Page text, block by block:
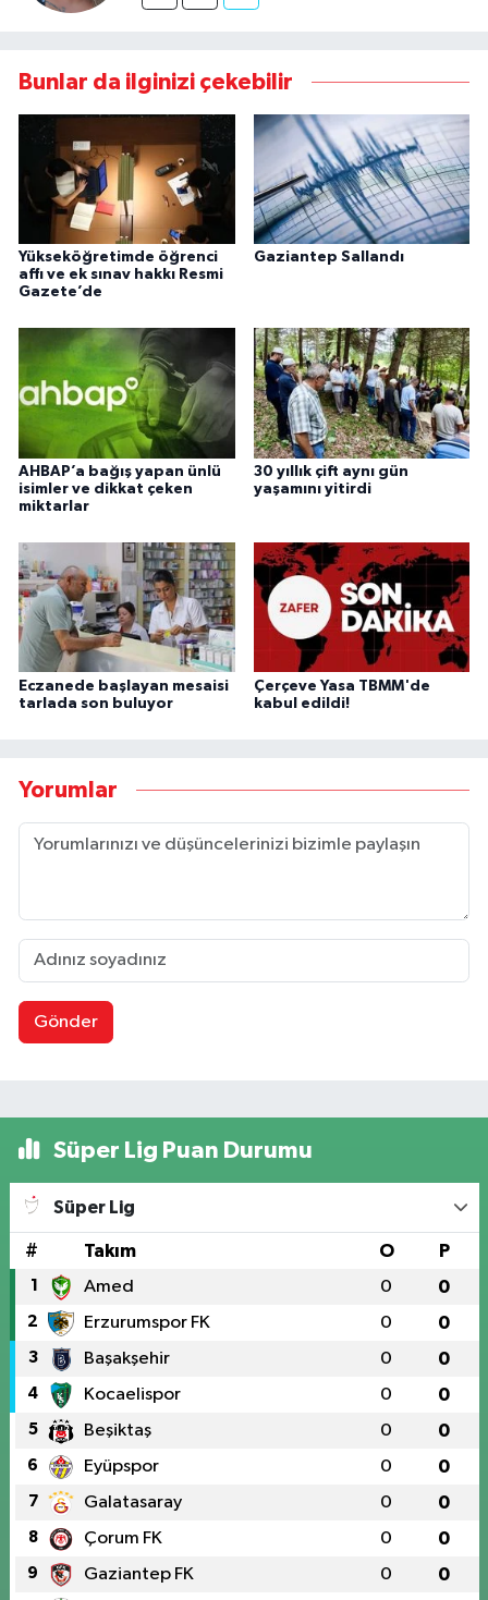
Bunlar da ilginizi çekebilir
Yükseköğretimde öğrenci
affı ve ek sınav hakkı Resmi
Gazete’de
Gaziantep Sallandı
AHBAP’a bağış yapan ünlü
isimler ve dikkat çeken
miktarlar
30 yıllık çift aynı gün
yaşamını yitirdi
Eczanede başlayan mesaisi
tarlada son buluyor
Çerçeve Yasa TBMM'de
kabul edildi!
Yorumlar
Gönder
Süper Lig Puan Durumu
Süper Lig
# Takım O P
1 Amed 0 0
2 Erzurumspor FK 0 0
3 Başakşehir 0 0
4 Kocaelispor 0 0
5 Beşiktaş 0 0
6 Eyüpspor 0 0
7 Galatasaray 0 0
8 Çorum FK 0 0
9 Gaziantep FK 0 0